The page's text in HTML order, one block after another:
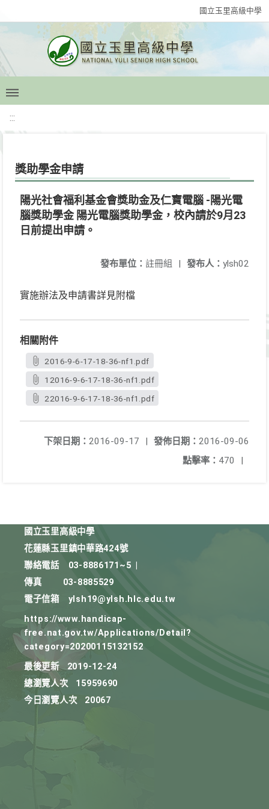
國立玉里高級中學
:::
獎助學金申請
陽光社會福利基金會獎助金及仁寶電腦 -陽光電
腦獎助學金 陽光電腦獎助學金，校內請於9月23
日前提出申請。
發布人： ylsh02
發布單位： 註冊組 |
實施辦法及申請書詳見附檔
相關附件
2016-9-6-17-18-36-nf1.pdf
12016-9-6-17-18-36-nf1.pdf
22016-9-6-17-18-36-nf1.pdf
發佈日期： 2016-09-06
下架日期： 2016-09-17
|
點擊率： 470 |
國立玉里高級中學
花蓮縣玉里鎮中華路424號
聯絡電話
03-8886171~5
傳真
03-8885529
電子信箱
ylsh19@ylsh.hlc.edu.tw
https://www.handicap-
free.nat.gov.tw/Applications/Detail?
category=20200115132152
最後更新
2019-12-24
總瀏覽人次
15959690
今日瀏覽人次
20067